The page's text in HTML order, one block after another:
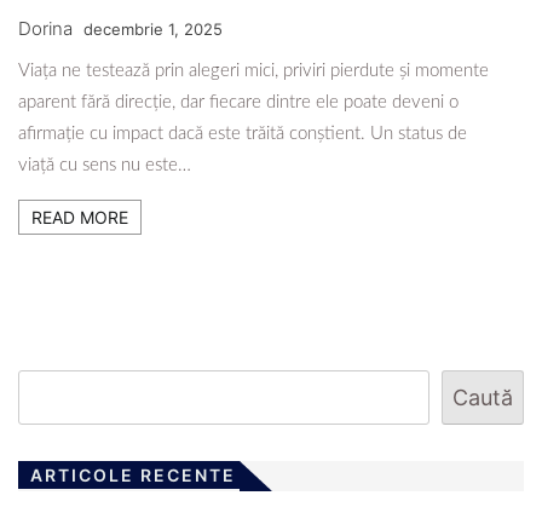
Dorina decembrie 1, 2025
Viața ne testează prin alegeri mici, priviri pierdute și momente
aparent fără direcție, dar fiecare dintre ele poate deveni o
afirmație cu impact dacă este trăită conștient. Un status de
viață cu sens nu este…
READ MORE
Caută
ARTICOLE RECENTE